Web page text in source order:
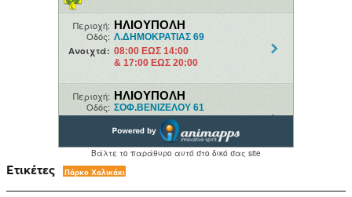
Ετικέτες Πάρκο Χαλικάκι